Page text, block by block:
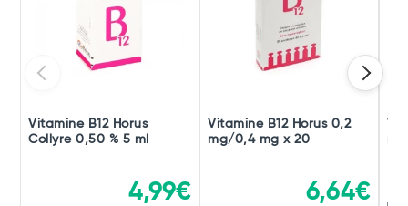
Vitamine B12 Horus
Collyre 0,50 % 5 ml
4,99€
Vitamine B12 Horus 0,2
mg/0,4 mg x 20
6,64€